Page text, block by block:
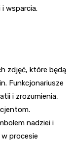
wsparcia.
zdjęć, które będą
Funkcjonariusze
i zrozumienia,
nadziei i
procesie